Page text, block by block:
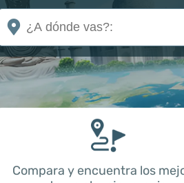
Compara y encuentra los